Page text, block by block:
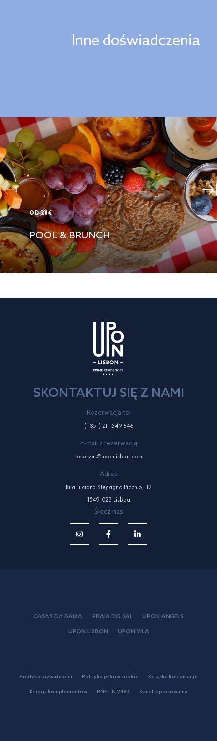
Inne doświadczenia
OD 28€
POOL & BRUNCH
SKONTAKTUJ SIĘ Z NAMI
Rezerwacja tel
(+351) 211 549 646
E-mail z rezerwacją
reservas@uponlisbon.com
Adres
Rua Luciana Stegagno Picchio, 12
1549-023 Lisboa
Śledź nas
CASAS DA BAIXA PRAIA DO SAL UPON ANGELS
UPON LISBON UPON VILA
Polityka prywatności Polityka plików cookie Książka Reklamacje
Księga komplementów RNET Nº7483 Kanał raportowania